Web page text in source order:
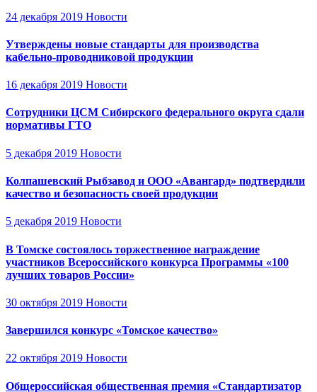
24 декабря 2019 Новости
Утверждены новые стандарты для производства
кабельно-проводниковой продукции
16 декабря 2019 Новости
Сотрудники ЦСМ Сибирского федерального округа сдали
нормативы ГТО
5 декабря 2019 Новости
Колпашевский Рыбзавод и ООО «Авангард» подтвердили
качество и безопасность своей продукции
5 декабря 2019 Новости
В Томске состоялось торжественное награждение
участников Всероссийского конкурса Программы «100
лучших товаров России»
30 октября 2019 Новости
Завершился конкурс «Томское качество»
22 октября 2019 Новости
Общероссийская общественная премия «Стандартизатор